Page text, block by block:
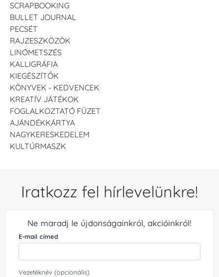
SCRAPBOOKING
BULLET JOURNAL
PECSÉT
RAJZESZKÖZÖK
LINÓMETSZÉS
KALLIGRÁFIA
KIEGÉSZÍTŐK
KÖNYVEK - KEDVENCEK
KREATÍV JÁTÉKOK
FOGLALKOZTATÓ FÜZET
AJÁNDÉKKÁRTYA
NAGYKERESKEDELEM
KULTÚRMASZK
Iratkozz fel hírlevelünkre!
Ne maradj le újdonságainkról, akcióinkról!
E-mail címed
Vezetéknév (opcionális)